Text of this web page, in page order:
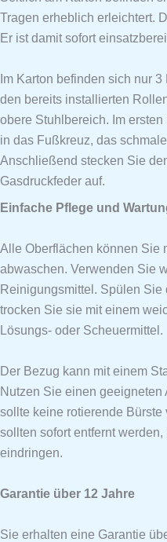
Tragen erheblich erleichtert.
Er ist damit sofort
Im Karton befinden sich nur
den bereits installierten
obere Stuhlbereich. Im
in das Fußkreuz, das
Anschließend stecken Sie
Gasdruckfeder auf.
Einfache Pflege und
Alle Oberflächen können Sie
abwaschen. Verwenden Sie
Reinigungsmittel. Spülen
trocken Sie sie mit einem
Lösungs- oder Scheuermittel.
Der Bezug kann mit einem
Nutzen Sie einen geeigneten
sollte keine rotierende
sollten sofort entfernt
eindringen.
Garantie über 12 Jahre
Sie erhalten eine Garantie